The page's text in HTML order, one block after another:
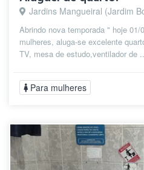
Jardins Mangueiral (Jardim
Abrindo nova temporada " hoje 01/
mulheres, aluga-se excelente
TV, mesa de estudo,ventilador de
Para mulheres